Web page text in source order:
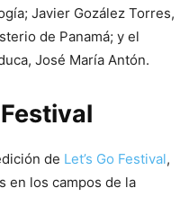
Javier Gozález Torres,
de Panamá; y el
José María Antón.
de Let’s Go Festival,
en los campos de la